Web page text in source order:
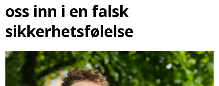
oss inn i en falsk
sikkerhetsfølelse